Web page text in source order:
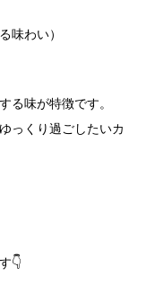
味わい）
る味が特徴です。
っくり過ごしたいカ
👇